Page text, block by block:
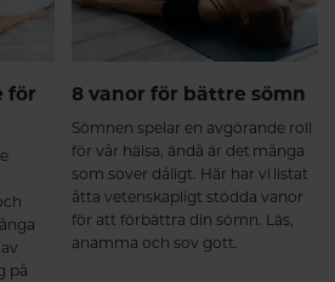
för
på
8 vanor för bättre sömn
Sömnen spelar en avgörande roll
för vår hälsa, ändå är det många
som sover dåligt. Här har vi listat
åtta vetenskapligt stödda vanor
för att förbättra din sömn. Läs,
anamma och sov gott.